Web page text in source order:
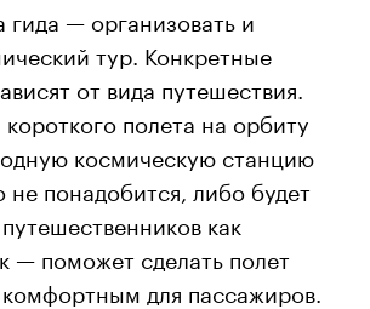
гида — организовать и
тур. Конкретные
от вида путешествия.
полета на орбиту
космическую станцию
не понадобится, либо будет
как
— поможет сделать полет
для пассажиров.